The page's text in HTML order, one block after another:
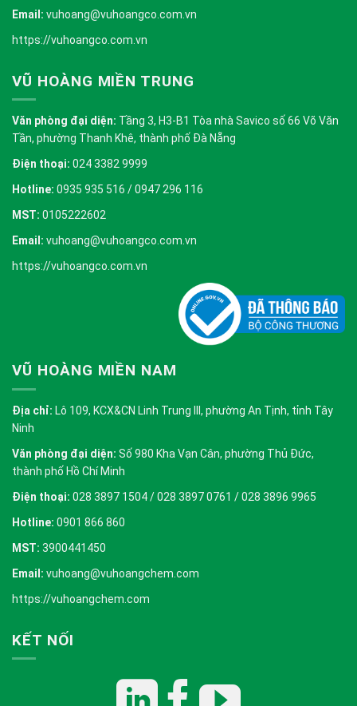
Email: vuhoang@vuhoangco.com.vn
https://vuhoangco.com.vn
VŨ HOÀNG MIỀN TRUNG
Văn phòng đại diện: Tầng 3, H3-B1 Tòa nhà Savico số 66 Võ Văn
Tần, phường Thanh Khê, thành phố Đà Nẵng
Điện thoại: 024 3382 9999
Hotline: 0935 935 516 / 0947 296 116
MST: 0105222602
Email: vuhoang@vuhoangco.com.vn
https://vuhoangco.com.vn
VŨ HOÀNG MIỀN NAM
Địa chỉ: Lô 109, KCX&CN Linh Trung III, phường An Tịnh, tỉnh Tây
Ninh
Văn phòng đại diện: Số 980 Kha Vạn Cân, phường Thủ Đức,
thành phố Hồ Chí Minh
Điện thoại: 028 3897 1504 / 028 3897 0761 / 028 3896 9965
Hotline: 0901 866 860
MST: 3900441450
Email: vuhoang@vuhoangchem.com
https://vuhoangchem.com
KẾT NỐI